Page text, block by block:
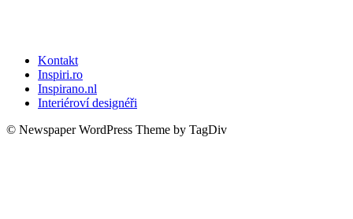
Kontakt
Inspiri.ro
Inspirano.nl
Interiéroví designéři
© Newspaper WordPress Theme by TagDiv